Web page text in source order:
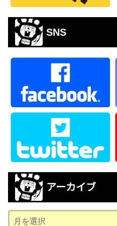
SNS
アーカイブ